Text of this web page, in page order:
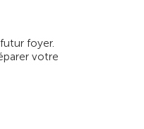
foyer.
votre